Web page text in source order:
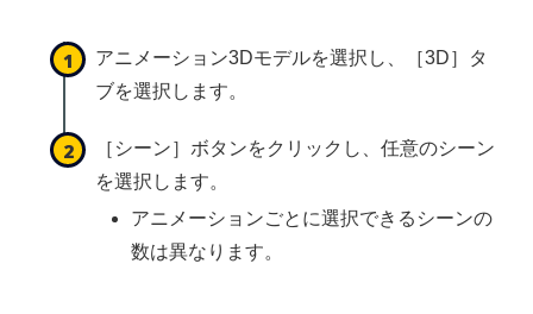
アニメーション3Dモデルを選択し、［3D］タ
ブを選択します。
［シーン］ボタンをクリックし、任意のシーン
を選択します。
アニメーションごとに選択できるシーンの
数は異なります。